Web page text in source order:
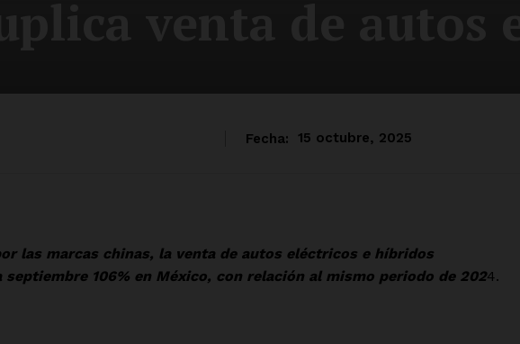
Fecha: 15 octubre, 2025
las marcas chinas, la venta de autos eléctricos e híbridos
septiembre 106% en México, con relación al mismo periodo de 2024.